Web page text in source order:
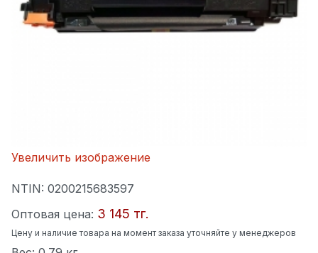
Увеличить изображение
NTIN: 0200215683597
Оптовая цена: 3 145 тг.
Цену и наличие товара на момент заказа уточняйте у менеджеров